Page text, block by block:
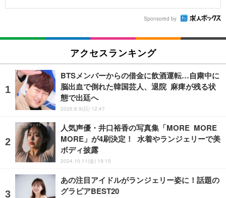
Sponsored by
アクセスランキング
BTSメンバーからの借金に飲酒運転…自粛中に
脳出血で倒れた韓国芸人、退院 麻痺が残る状
態で出廷へ
2026.8.9(日) 12:47
人気声優・井口裕香の写真集「MORE MORE
MORE」が4刷決定！ 水着やランジェリーで美
ボディ披露
2024.10.11(金) 19:15
あの注目アイドルがランジェリー姿に！話題の
グラビアBEST20